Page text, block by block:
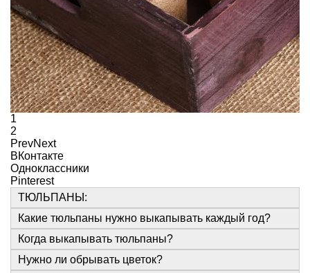
1
2
PrevNext
ВКонтакте
Одноклассники
Pinterest
ТЮЛЬПАНЫ:
Какие тюльпаны нужно выкапывать каждый год?
Когда выкапывать тюльпаны?
Нужно ли обрывать цветок?